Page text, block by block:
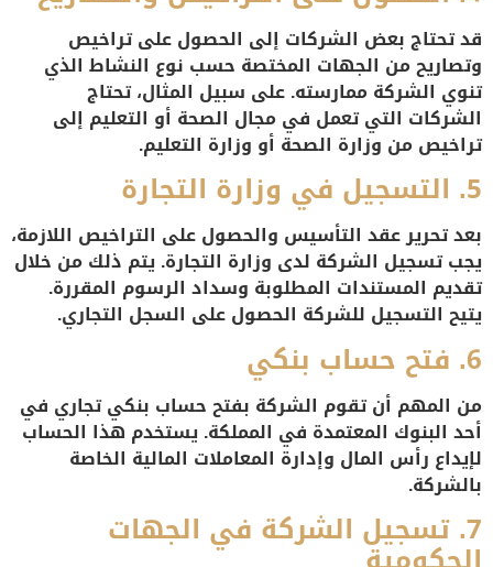
قد تحتاج بعض الشركات إلى الحصول على تراخيص
وتصاريح من الجهات المختصة حسب نوع النشاط الذي
تنوي الشركة ممارسته. على سبيل المثال، تحتاج
الشركات التي تعمل في مجال الصحة أو التعليم إلى
تراخيص من وزارة الصحة أو وزارة التعليم.
5. التسجيل في وزارة التجارة
بعد تحرير عقد التأسيس والحصول على التراخيص اللازمة،
يجب تسجيل الشركة لدى وزارة التجارة. يتم ذلك من خلال
تقديم المستندات المطلوبة وسداد الرسوم المقررة.
يتيح التسجيل للشركة الحصول على السجل التجاري.
6. فتح حساب بنكي
من المهم أن تقوم الشركة بفتح حساب بنكي تجاري في
أحد البنوك المعتمدة في المملكة. يستخدم هذا الحساب
لإيداع رأس المال وإدارة المعاملات المالية الخاصة
بالشركة.
7. تسجيل الشركة في الجهات